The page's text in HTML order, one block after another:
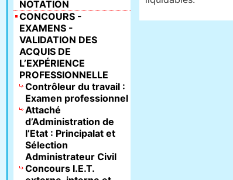
NOTATION
CONCOURS -
EXAMENS -
VALIDATION DES
ACQUIS DE
L’EXPÉRIENCE
PROFESSIONNELLE
Contrôleur du travail :
Examen professionnel
Attaché
d’Administration de
l’Etat : Principalat et
Sélection
Administrateur Civil
Concours I.E.T.